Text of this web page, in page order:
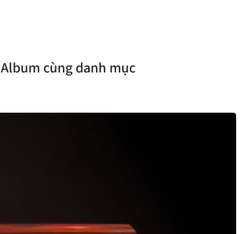
Album cùng danh mục